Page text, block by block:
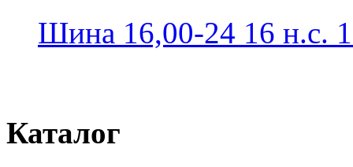
Шина 16,00-24 16 н.с.
Каталог